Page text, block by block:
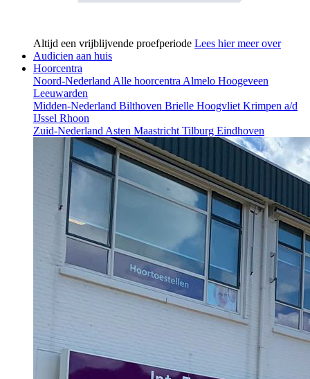
Altijd een vrijblijvende proefperiode Lees hier meer over
Audicien aan huis
Hoorcentra
Noord-NederlandAlle hoorcentraAlmelo Hoogeveen
Leeuwarden
Midden-Nederland Bilthoven Brielle HoogvlietKrimpen a/d
IJssel Rhoon
Zuid-NederlandAsten MaastrichtTilburg Eindhoven